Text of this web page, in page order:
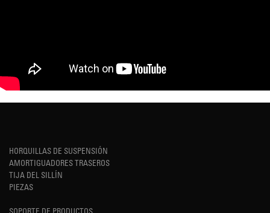
HORQUILLAS DE SUSPENSIÓN
AMORTIGUADORES TRASEROS
TIJA DEL SILLÍN
PIEZAS
SOPORTE DE PRODUCTOS